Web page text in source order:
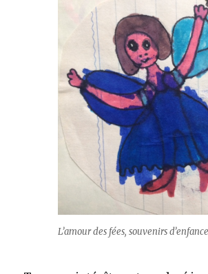
L’amour des fées, souvenirs